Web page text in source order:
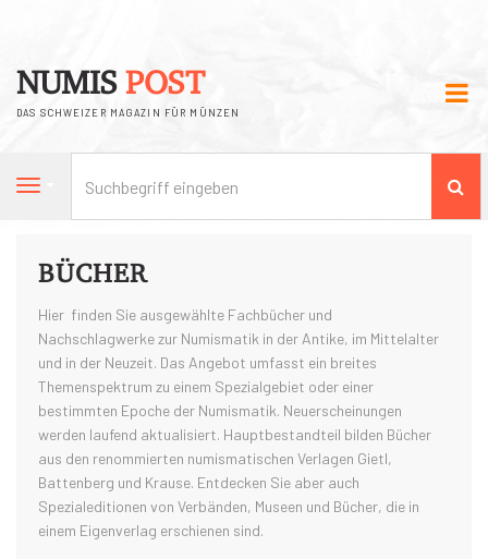
NUMIS POST
DAS SCHWEIZER MAGAZIN FÜR MÜNZEN
Navigation
BÜCHER
Hier finden Sie ausgewählte Fachbücher und
Nachschlagwerke zur Numismatik in der Antike, im Mittelalter
und in der Neuzeit. Das Angebot umfasst ein breites
Themenspektrum zu einem Spezialgebiet oder einer
bestimmten Epoche der Numismatik. Neuerscheinungen
werden laufend aktualisiert. Hauptbestandteil bilden Bücher
aus den renommierten numismatischen Verlagen Gietl,
Battenberg und Krause. Entdecken Sie aber auch
Spezialeditionen von Verbänden, Museen und Bücher, die in
einem Eigenverlag erschienen sind.